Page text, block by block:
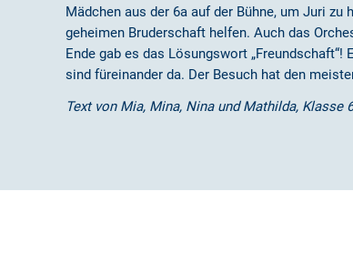
Mädchen aus der 6a auf der Bühne, um Juri
geheimen Bruderschaft helfen. Auch das
Ende gab es das Lösungswort
sind füreinander da. Der Besuch hat den
Text von Mia, Mina, Nina und Mathilda, Klasse